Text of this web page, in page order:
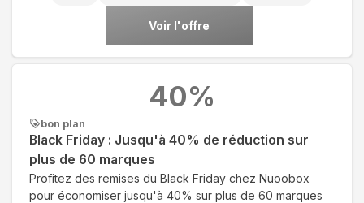
Voir l'offre
bon plan
Black Friday : Jusqu'à 40% de réduction sur
plus de 60 marques
Profitez des remises du Black Friday chez Nuoobox
pour économiser jusqu'à 40% sur plus de 60 marques
40%